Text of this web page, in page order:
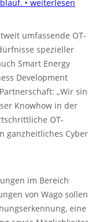
‣ weiterlesen
umfassende OT-
spezieller
Smart Energy
Development
„Wir
Knowhow in der
OT-
ganzheitliches Cyber
im Bereich
von Wago sollen
eine